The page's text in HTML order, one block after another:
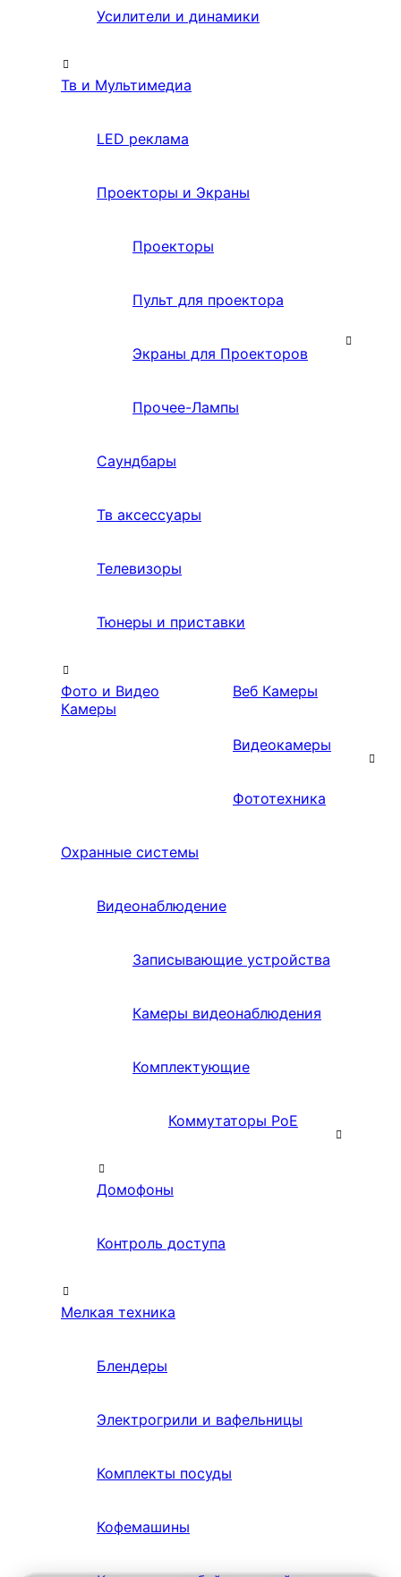
Усилители и динамики
Тв и Мультимедиа
LED реклама
Проекторы и Экраны
Проекторы
Пульт для проектора
Экраны для Проекторов
Прочее-Лампы
Саундбары
Тв аксессуары
Телевизоры
Тюнеры и приставки
Фото и Видео
Камеры
Веб Камеры
Видеокамеры
Фототехника
Охранные системы
Видеонаблюдение
Записывающие устройства
Камеры видеонаблюдения
Комплектующие
Коммутаторы PoE
Домофоны
Контроль доступа
Мелкая техника
Блендеры
Электрогрили и вафельницы
Комплекты посуды
Кофемашины